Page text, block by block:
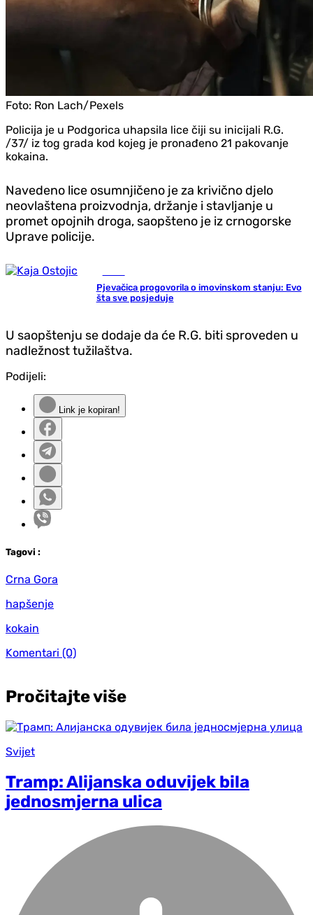
Foto: Ron Lach/Pexels
Policija je u Podgorica uhapsila lice čiji su inicijali R.G.
/37/ iz tog grada kod kojeg je pronađeno 21 pakovanje
kokaina.
Navedeno lice osumnjičeno je za krivično djelo
neovlaštena proizvodnja, držanje i stavljanje u
promet opojnih droga, saopšteno je iz crnogorske
Uprave policije.
Pjevačica progovorila o imovinskom stanju: Evo
šta sve posjeduje
U saopštenju se dodaje da će R.G. biti sproveden u
nadležnost tužilaštva.
Podijeli:
Link je kopiran!
Tagovi :
Crna Gora
hapšenje
kokain
Komentari (0)
Pročitajte više
Svijet
Tramp: Alijanska oduvijek bila
jednosmjerna ulica